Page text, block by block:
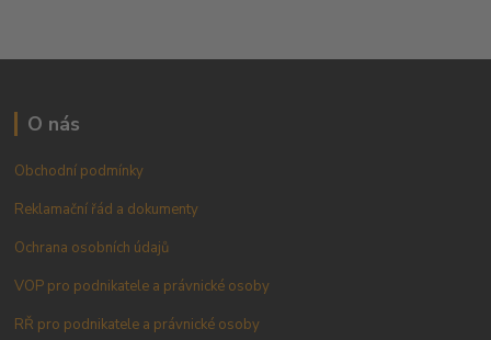
O nás
Obchodní podmínky
Reklamační řád a dokumenty
Ochrana osobních údajů
VOP pro podnikatele a právnické osoby
RŘ pro podnikatele a právnické osoby